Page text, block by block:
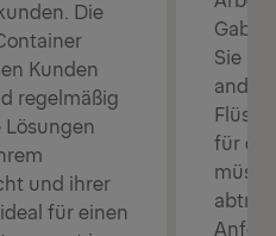
Die
Kunden
regelmäßig
und ihrer
für einen
Sie
für